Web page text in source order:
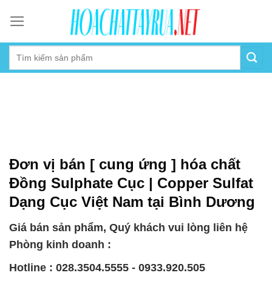
content
Đơn vị bán [ cung ứng ] hóa chất
Đồng Sulphate Cục | Copper Sulfat
Dạng Cục Việt Nam tại Bình Dương
Giá bán sản phẩm, Quý khách vui lòng liên hệ
Phòng kinh doanh :
Hotline : 028.3504.5555 - 0933.920.505